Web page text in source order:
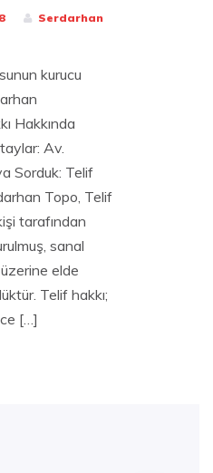
Serdarhan
kurucu
Hakkında
Av.
Sorduk: Telif
Topo, Telif
tarafından
sanal
elde
Telif hakkı;
[…]